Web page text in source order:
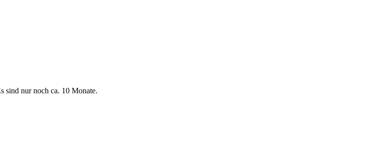
sind nur noch ca. 10 Monate.